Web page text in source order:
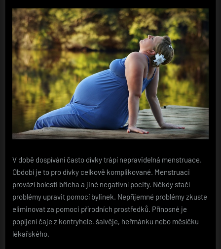
V době dospívání často dívky trápí nepravidelná menstruace.
Období je to pro dívky celkově komplikované. Menstruaci
provází bolesti břicha a jiné negativní pocity. Někdy stačí
problémy upravit pomocí bylinek. Nepříjemné problémy zkuste
eliminovat za pomoci přírodních prostředků. Přínosné je
popíjení čaje z kontryhele, šalvěje, heřmánku nebo měsíčku
lékařského.